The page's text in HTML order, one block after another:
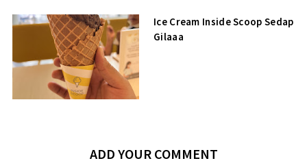
Ice Cream Inside Scoop Sedap
Gilaaa
ADD YOUR COMMENT